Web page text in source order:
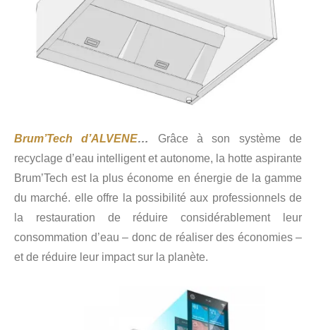
Brum’Tech d’ALVENE…
Grâce à son système de
recyclage d’eau intelligent et autonome, la hotte aspirante
Brum’Tech est la plus économe en énergie de la gamme
du marché. elle offre la possibilité aux professionnels de
la restauration de réduire considérablement leur
consommation d’eau – donc de réaliser des économies –
et de réduire leur impact sur la planète.